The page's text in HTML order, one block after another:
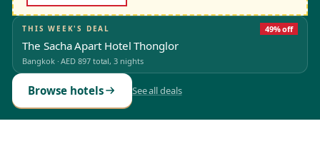
THIS WEEK'S DEAL 49% off
The Sacha Apart Hotel Thonglor
Bangkok ·AED 897total, 3 nights
Browse hotels See all deals